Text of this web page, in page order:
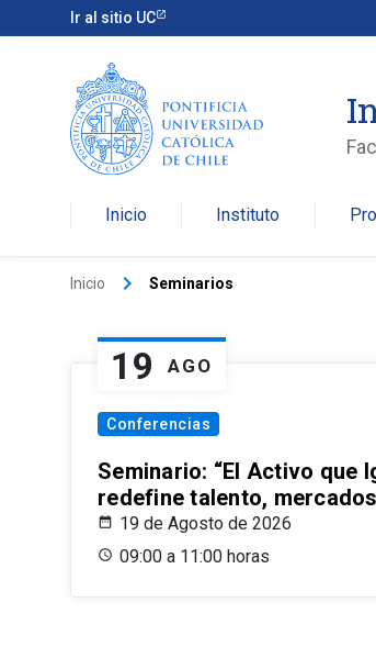
Ir al sitio UC
Inicio Instituto
Inicio keyboard_arrow_right Seminarios
19 AGO
Conferencias
Seminario: “El Activo que
redefine talento,
19 de Agosto de 2026
09:00 a 11:00 horas